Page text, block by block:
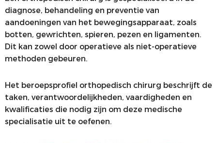
ALV
PRIJZEN EN LEZINGEN
STATUTEN EN REGLEMENTEN
VACATUREBANK
PERSCONTACT
PATIËNTENVOORLICHTING
GEDRAGSREGELS
diagnose, behandeling en preventie van
aandoeningen van het bewegingsapparaat, zoals
botten, gewrichten, spieren, pezen en ligamenten.
Dit kan zowel door operatieve als niet-operatieve
methoden gebeuren.
Het beroepsprofiel orthopedisch chirurg beschrijft de
taken, verantwoordelijkheden, vaardigheden en
kwalificaties die nodig zijn om deze medische
specialisatie uit te oefenen.